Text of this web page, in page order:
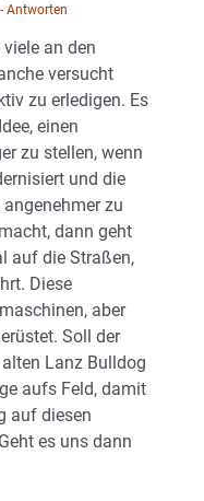
- Antworten
an den
versucht
zu erledigen. Es
einen
zu stellen, wenn
und die
zu
dann geht
auf die Straßen,
Diese
aber
Soll der
Lanz Bulldog
aufs Feld, damit
auf diesen
es uns dann